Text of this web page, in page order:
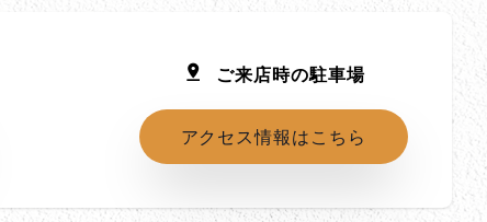
ご来店時の駐車場
アクセス情報はこちら